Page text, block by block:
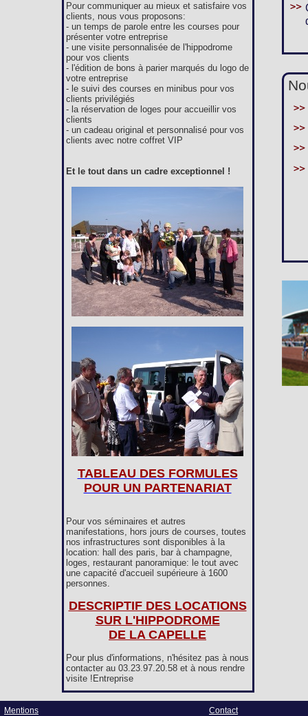
Pour communiquer au mieux et satisfaire vos
clients, nous vous proposons:
- un temps de parole entre les courses pour
présenter votre entreprise
- une visite personnalisée de l'hippodrome
pour vos clients
- l'édition de bons à parier marqués du logo de
votre entreprise
- le suivi des courses en minibus pour vos
clients privilégiés
- la réservation de loges pour accueillir vos
clients
- un cadeau original et personnalisé pour vos
clients avec notre coffret VIP
Et le tout dans un cadre exceptionnel !
TABLEAU DES FORMULES
POUR UN PARTENARIAT
Pour vos séminaires et autres
manifestations, hors jours de courses, toutes
nos infrastructures sont disponibles à la
location: hall des paris, bar à champagne,
loges, restaurant panoramique: le tout avec
une capacité d'accueil supérieure à 1600
personnes.
DESCRIPTIF DES LOCATIONS
SUR L'HIPPODROME
DE LA CAPELLE
Pour plus d'informations, n'hésitez pas à nous
contacter au 03.23.97.20.58 et à nous rendre
visite !Entreprise
Mentions
Contact